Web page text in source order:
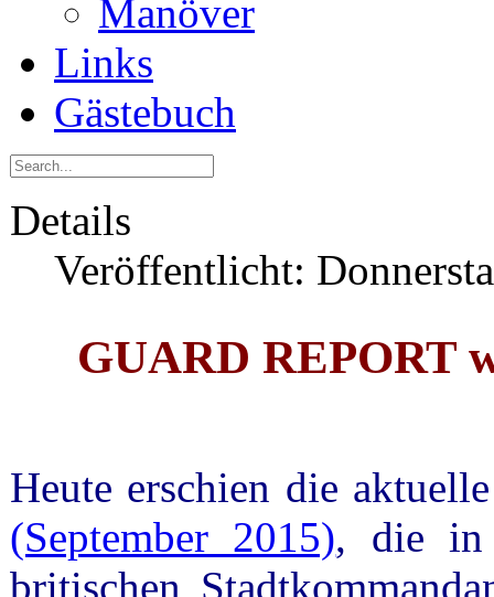
Manöver
Links
Gästebuch
Details
Veröffentlicht:
GUARD REPORT
Heute erschien die
(September 2015), die in
britischen